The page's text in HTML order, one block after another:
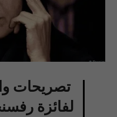
تصريحات
لفائزة